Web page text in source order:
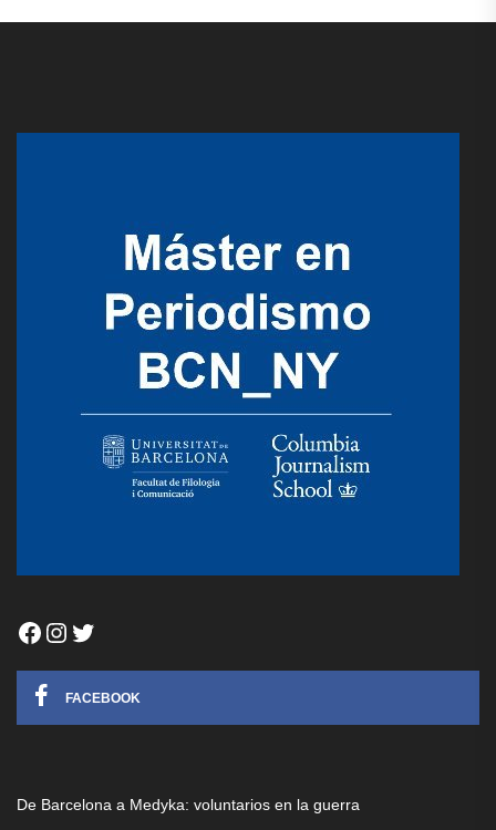
Facebook
Instagram
Twitter
FACEBOOK
De Barcelona a Medyka: voluntarios en la guerra